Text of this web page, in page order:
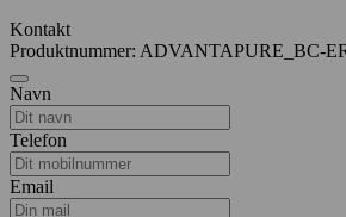
Kontakt
Produktnummer: ADVANTAPURE_BC-
Navn
Telefon
Email